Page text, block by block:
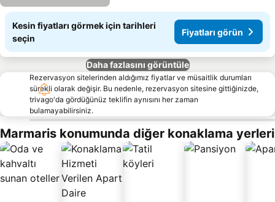
Kesin fiyatları görmek için tarihleri
seçin
Fiyatları görün
Daha fazlasını görüntüle
Rezervasyon sitelerinden aldığımız fiyatlar ve müsaitlik durumları
sürekli olarak değişir. Bu nedenle, rezervasyon sitesine gittiğinizde,
trivago'da gördüğünüz teklifin aynısını her zaman
bulamayabilirsiniz.
Marmaris konumunda diğer konaklama yerleri